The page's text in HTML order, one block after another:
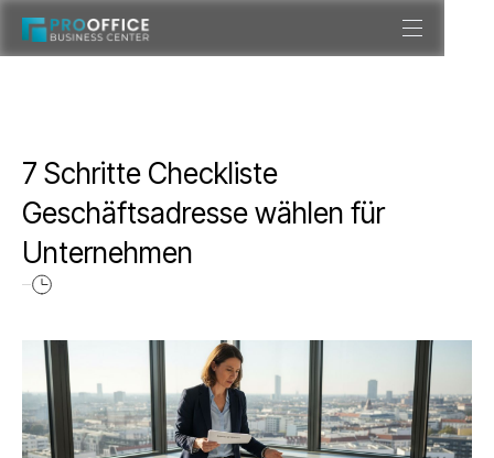
7 Schritte Checkliste
Geschäftsadresse wählen für
Unternehmen